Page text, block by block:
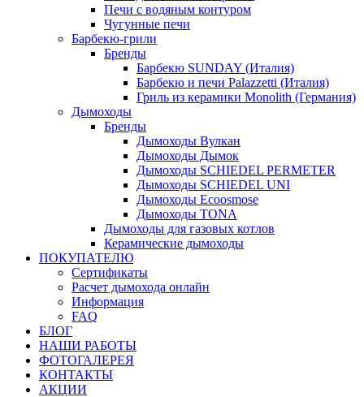
Печи с водяным контуром
Чугунные печи
Барбекю-грили
Бренды
Барбекю SUNDAY (Италия)
Барбекю и печи Palazzetti (Италия)
Гриль из керамики Monolith (Германия)
Дымоходы
Бренды
Дымоходы Вулкан
Дымоходы Дымок
Дымоходы SCHIEDEL PERMETER
Дымоходы SCHIEDEL UNI
Дымоходы Ecoosmose
Дымоходы TONA
Дымоходы для газовых котлов
Керамические дымоходы
ПОКУПАТЕЛЮ
Сертификаты
Расчет дымохода онлайн
Информация
FAQ
БЛОГ
НАШИ РАБОТЫ
ФОТОГАЛЕРЕЯ
КОНТАКТЫ
АКЦИИ